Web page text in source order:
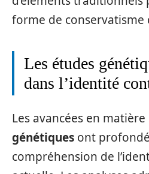
forme de conservatisme
Les études
dans l’identité
Les avancées en matière
génétiques ont
compréhension de